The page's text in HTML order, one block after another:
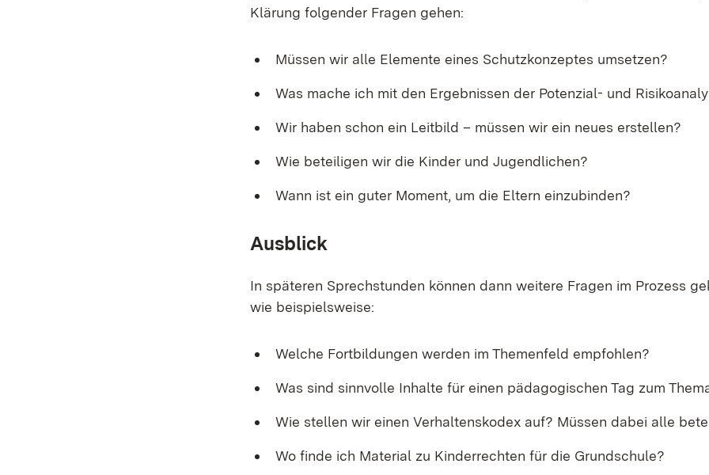
Klärung folgender Fragen gehen:
Müssen wir alle Elemente eines Schutzkonzeptes umsetzen?
Was mache ich mit den Ergebnissen der Potenzial- und
Wir haben schon ein Leitbild – müssen wir ein neues erstellen?
Wie beteiligen wir die Kinder und Jugendlichen?
Wann ist ein guter Moment, um die Eltern einzubinden?
Ausblick
In späteren Sprechstunden können dann weitere Fragen im Prozess
wie beispielsweise:
Welche Fortbildungen werden im Themenfeld empfohlen?
Was sind sinnvolle Inhalte für einen pädagogischen Tag zum
Wie stellen wir einen Verhaltenskodex auf? Müssen dabei alle
Wo finde ich Material zu Kinderrechten für die Grundschule?